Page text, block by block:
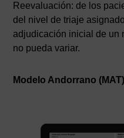
Reevaluación: de los
del nivel de triaje
adjudicación inicial de un
no pueda variar.
Modelo Andorrano (MAT)